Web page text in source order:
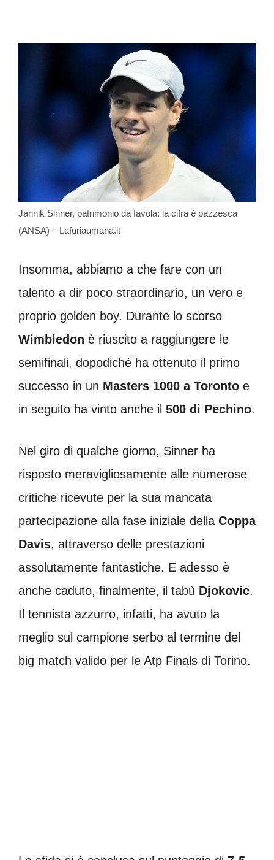
Jannik Sinner, patrimonio da favola: la cifra è pazzesca
(ANSA) – Lafuriaumana.it
Insomma, abbiamo a che fare con un
talento a dir poco straordinario, un vero e
proprio golden boy. Durante lo scorso
Wimbledon è riuscito a raggiungere le
semifinali, dopodiché ha ottenuto il primo
successo in un Masters 1000 a Toronto e
in seguito ha vinto anche il 500 di Pechino.
Nel giro di qualche giorno, Sinner ha
risposto meravigliosamente alle numerose
critiche ricevute per la sua mancata
partecipazione alla fase iniziale della Coppa
Davis, attraverso delle prestazioni
assolutamente fantastiche. E adesso è
anche caduto, finalmente, il tabù Djokovic.
Il tennista azzurro, infatti, ha avuto la
meglio sul campione serbo al termine del
big match valido per le Atp Finals di Torino.